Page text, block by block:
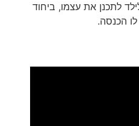
לתכנן את עצמו, ביחוד
הכנסה.